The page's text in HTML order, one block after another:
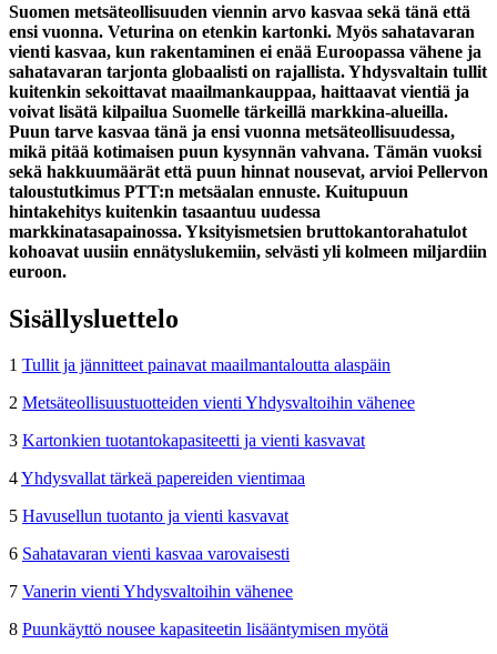
Suomen metsäteollisuuden viennin arvo kasvaa sekä tänä että
ensi vuonna. Veturina on etenkin kartonki. Myös sahatavaran
vienti kasvaa, kun rakentaminen ei enää Euroopassa vähene ja
sahatavaran tarjonta globaalisti on rajallista. Yhdysvaltain tullit
kuitenkin sekoittavat maailmankauppaa, haittaavat vientiä ja
voivat lisätä kilpailua Suomelle tärkeillä markkina-alueilla.
Puun tarve kasvaa tänä ja ensi vuonna metsäteollisuudessa,
mikä pitää kotimaisen puun kysynnän vahvana. Tämän vuoksi
sekä hakkuumäärät että puun hinnat nousevat, arvioi Pellervon
taloustutkimus PTT:n metsäalan ennuste. Kuitupuun
hintakehitys kuitenkin tasaantuu uudessa
markkinatasapainossa. Yksityismetsien bruttokantorahatulot
kohoavat uusiin ennätyslukemiin, selvästi yli kolmeen miljardiin
euroon.
Sisällysluettelo
1 Tullit ja jännitteet painavat maailmantaloutta alaspäin
2 Metsäteollisuustuotteiden vienti Yhdysvaltoihin vähenee
3 Kartonkien tuotantokapasiteetti ja vienti kasvavat
4Yhdysvallat tärkeä papereiden vientimaa
5 Havusellun tuotanto ja vienti kasvavat
6 Sahatavaran vienti kasvaa varovaisesti
7 Vanerin vienti Yhdysvaltoihin vähenee
8 Puunkäyttö nousee kapasiteetin lisääntymisen myötä